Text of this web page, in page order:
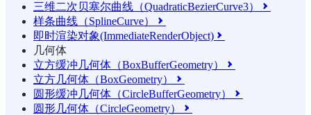
三维二次贝塞尔曲线（QuadraticBezierCurve3） 
样条曲线（SplineCurve） 
即时渲染对象(ImmediateRenderObject) 
几何体
立方缓冲几何体（BoxBufferGeometry）

立方几何体（BoxGeometry） 
圆形缓冲几何体（CircleBufferGeometry） 
圆形几何体（CircleGeometry） 